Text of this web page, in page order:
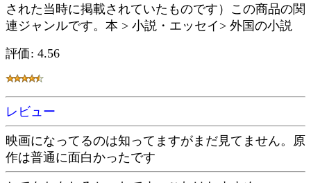
された当時に掲載されていたものです）この商品の関
連ジャンルです。本 > 小説・エッセイ> 外国の小説
評価: 4.56
レビュー
映画になってるのは知ってますがまだ見てません。原
作は普通に面白かったです